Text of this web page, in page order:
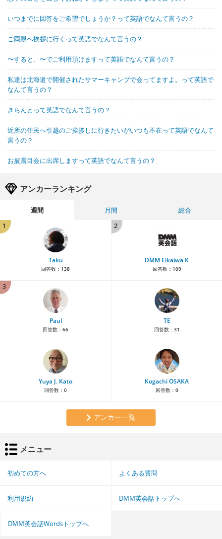
いつまでに回答をご希望でしょうか？って英語でなんて言うの？
ご両親へ挨拶に行くって英語でなんて言うの？
〜すると、〜でご利用頂けますって英語でなんて言うの？
私達は北海道で開催されたサマーキャンプで会ってますよ。って英語で
なんて言うの？
きちんとって英語でなんて言うの？
近所の住民へ引越のご挨拶しに行きたいがいつも不在って英語でなんて
言うの？
お披露目会に出席しますって英語でなんて言うの？
アンカーランキング
週間 月間
総合
1
Taku
回答数： 138
2
DMM Eikaiwa K
回答数： 109
3
Paul
回答数： 66
TE
回答数： 31
Yuya J. Kato
回答数： 0
Kogachi OSAKA
回答数： 0
アンカー一覧
メニュー
初めての方へ よくある質問
利用規約 DMM英会話トップへ
DMM英会話Wordsトップへ